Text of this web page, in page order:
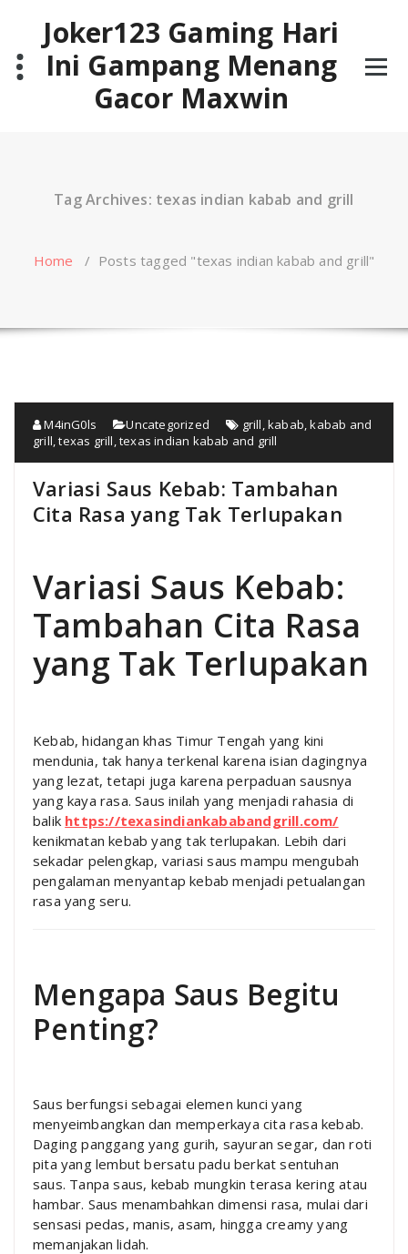
contentJoker123 Gaming Hari
Ini Gampang Menang
Gacor Maxwin
Tag Archives: texas indian kabab and grill
Home / Posts tagged "texas indian kabab and grill"
M4inG0ls Uncategorized grill ,kabab ,kabab and
grill ,texas grill ,texas indian kabab and grill
Variasi Saus Kebab: Tambahan
Cita Rasa yang Tak Terlupakan
Variasi Saus Kebab:
Tambahan Cita Rasa
yang Tak Terlupakan
Kebab, hidangan khas Timur Tengah yang kini
mendunia, tak hanya terkenal karena isian dagingnya
yang lezat, tetapi juga karena perpaduan sausnya
yang kaya rasa. Saus inilah yang menjadi rahasia di
balik https://texasindiankababandgrill.com/
kenikmatan kebab yang tak terlupakan. Lebih dari
sekadar pelengkap, variasi saus mampu mengubah
pengalaman menyantap kebab menjadi petualangan
rasa yang seru.
Mengapa Saus Begitu
Penting?
Saus berfungsi sebagai elemen kunci yang
menyeimbangkan dan memperkaya cita rasa kebab.
Daging panggang yang gurih, sayuran segar, dan roti
pita yang lembut bersatu padu berkat sentuhan
saus. Tanpa saus, kebab mungkin terasa kering atau
hambar. Saus menambahkan dimensi rasa, mulai dari
sensasi pedas, manis, asam, hingga creamy yang
memanjakan lidah.